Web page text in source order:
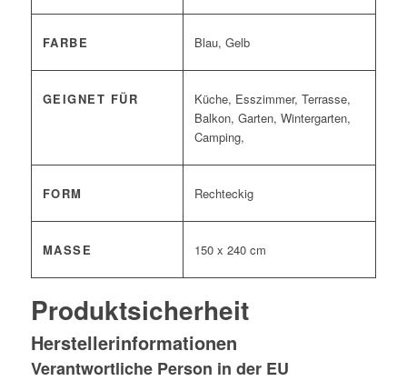
FARBE Blau, Gelb
GEIGNET FÜR
Küche, Esszimmer, Terrasse,
Balkon, Garten, Wintergarten,
Camping,
FORM Rechteckig
MASSE 150 x 240 cm
Produktsicherheit
Herstellerinformationen
Verantwortliche Person in der EU